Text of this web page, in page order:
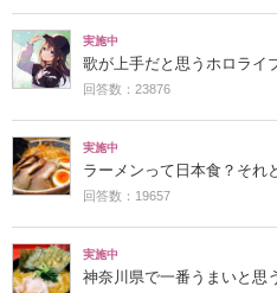
実施中
歌が上手だと思うホロライ
回答数：23876
実施中
ラーメンって日本食？それ
回答数：19657
実施中
神奈川県で一番うまいと思